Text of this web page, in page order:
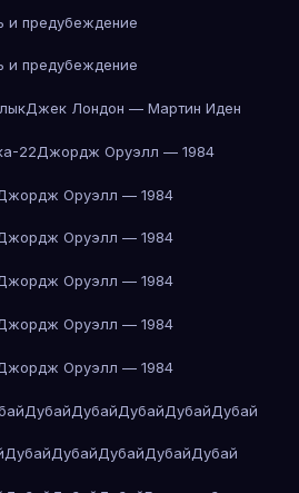
и предубеждение
и предубеждение
Джек Лондон — Мартин Иден
22Джордж Оруэлл — 1984
Оруэлл — 1984
Оруэлл — 1984
Оруэлл — 1984
Оруэлл — 1984
Оруэлл — 1984
ДубайДубайДубайДубайДубай
ДубайДубайДубайДубайДубай